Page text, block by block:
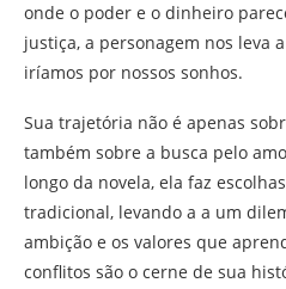
onde o poder e o dinheiro
justiça, a personagem nos leva
iríamos por nossos sonhos.
Sua trajetória não é apenas
também sobre a busca pelo
longo da novela, ela faz
tradicional, levando a a um
ambição e os valores que
conflitos são o cerne de sua